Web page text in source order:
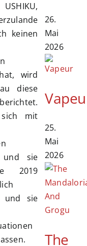
keinen
wird
diese
mit
und sie
2019
und sie
26.
Mai
2026
25.
Mai
2026
The